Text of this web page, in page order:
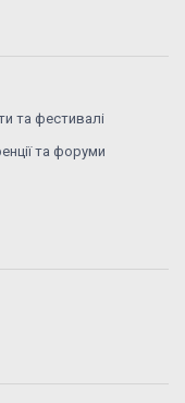
та фестивалі
та форуми